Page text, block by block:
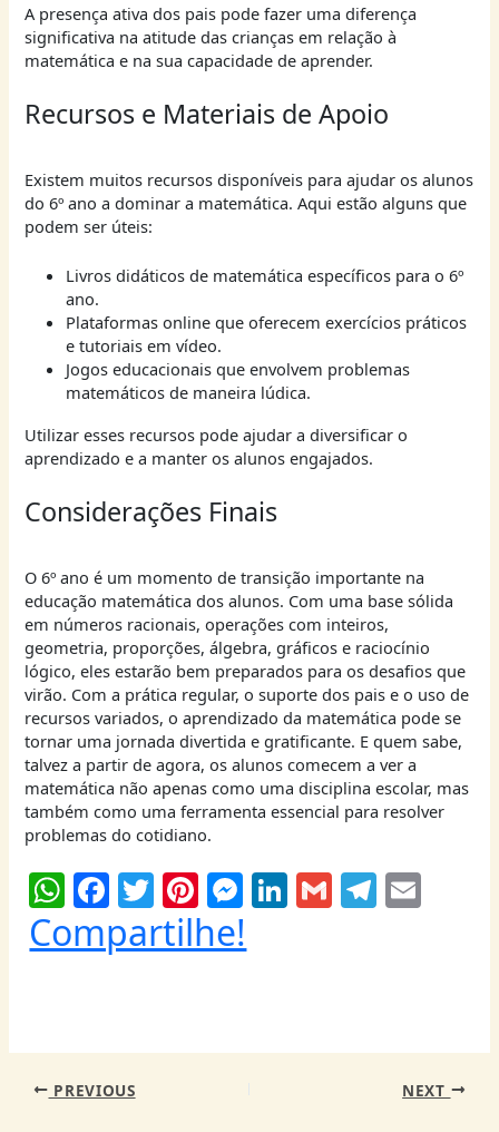
A presença ativa dos pais pode fazer uma diferença
significativa na atitude das crianças em relação à
matemática e na sua capacidade de aprender.
Recursos e Materiais de Apoio
Existem muitos recursos disponíveis para ajudar os alunos
do 6º ano a dominar a matemática. Aqui estão alguns que
podem ser úteis:
Livros didáticos de matemática específicos para o 6º
ano.
Plataformas online que oferecem exercícios práticos
e tutoriais em vídeo.
Jogos educacionais que envolvem problemas
matemáticos de maneira lúdica.
Utilizar esses recursos pode ajudar a diversificar o
aprendizado e a manter os alunos engajados.
Considerações Finais
O 6º ano é um momento de transição importante na
educação matemática dos alunos. Com uma base sólida
em números racionais, operações com inteiros,
geometria, proporções, álgebra, gráficos e raciocínio
lógico, eles estarão bem preparados para os desafios que
virão. Com a prática regular, o suporte dos pais e o uso de
recursos variados, o aprendizado da matemática pode se
tornar uma jornada divertida e gratificante. E quem sabe,
talvez a partir de agora, os alunos comecem a ver a
matemática não apenas como uma disciplina escolar, mas
também como uma ferramenta essencial para resolver
problemas do cotidiano.
W
h
at
p
p
F
a
c
o
o
T
w
itt
Pi
nt
er
M
ss
g
er
Li
n
G T
m
Compartilhe!
PREVIOUS NEXT